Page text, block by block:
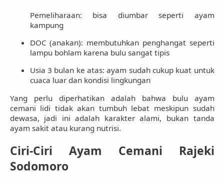
Pemeliharaan: bisa diumbar seperti ayam
kampung
DOC (anakan): membutuhkan penghangat seperti
lampu bohlam karena bulu sangat tipis
Usia 3 bulan ke atas: ayam sudah cukup kuat untuk
cuaca luar dan kondisi lingkungan
Yang perlu diperhatikan adalah bahwa bulu ayam
cemani lidi tidak akan tumbuh lebat meskipun sudah
dewasa, jadi ini adalah karakter alami, bukan tanda
ayam sakit atau kurang nutrisi.
Ciri-Ciri Ayam Cemani Rajeki
Sodomoro